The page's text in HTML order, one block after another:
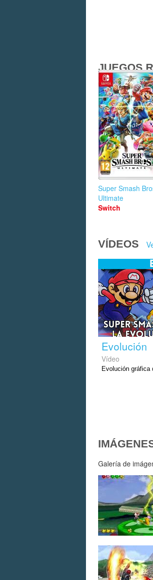
JUEGOS
Super Smash
Ultimate
Switch
VÍDEOS
Evolución
Vídeo
Evolución gráfica
Galería de